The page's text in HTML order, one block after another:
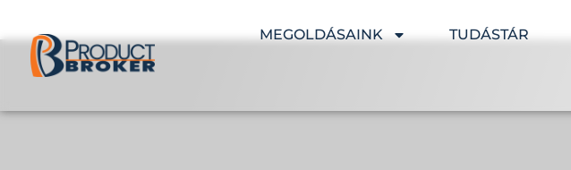
MEGOLDÁSAINK TUDÁSTÁR